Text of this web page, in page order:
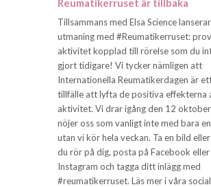
Reumatikerruset är tillbaka
Tillsammans med Elsa Science
utmaning med #Reumatikerruset:
aktivitet kopplad till rörelse som du
gjort tidigare! Vi tycker nämligen att
Internationella Reumatikerdagen är
tillfälle att lyfta de positiva effekterna
aktivitet. Vi drar igång den 12
nöjer oss som vanligt inte med bara
utan vi kör hela veckan. Ta en bild
du rör på dig, posta på Facebook eller
Instagram och tagga ditt inlägg med
#reumatikerruset. Läs mer i våra